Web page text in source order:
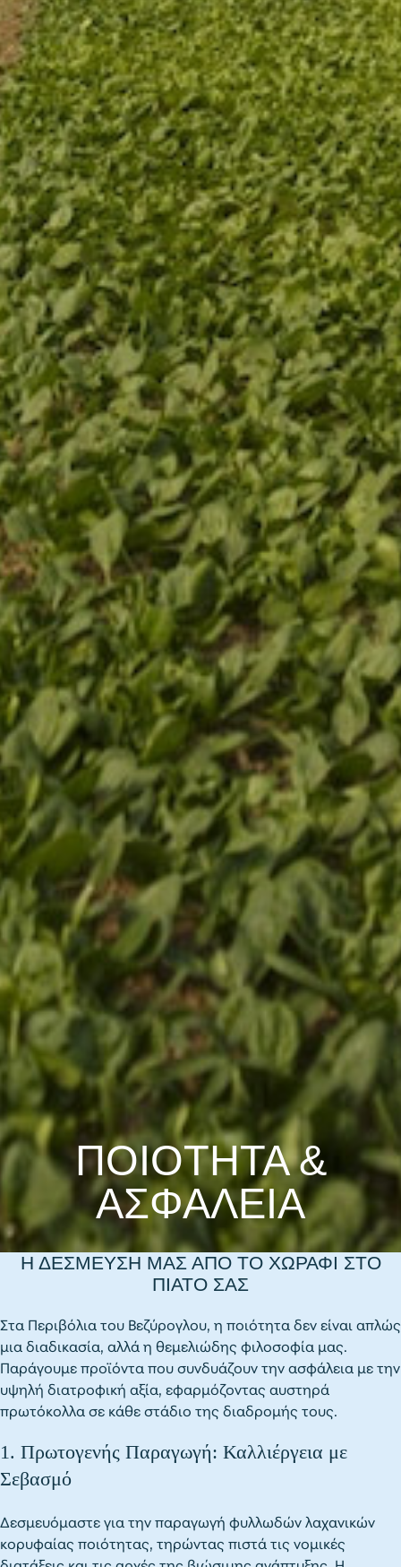
ΠΟΙΟΤΗΤΑ &
ΑΣΦΑΛΕΙΑ
Η ΔΕΣΜΕΥΣΗ ΜΑΣ ΑΠΟ ΤΟ ΧΩΡΑΦΙ ΣΤΟ
ΠΙΑΤΟ ΣΑΣ
Στα Περιβόλια του Βεζύρογλου, η ποιότητα δεν είναι απλώς
μια διαδικασία, αλλά η θεμελιώδης φιλοσοφία μας.
Παράγουμε προϊόντα που συνδυάζουν την ασφάλεια με την
υψηλή διατροφική αξία, εφαρμόζοντας αυστηρά
πρωτόκολλα σε κάθε στάδιο της διαδρομής τους.
1. Πρωτογενής Παραγωγή: Καλλιέργεια με
Σεβασμό
Δεσμευόμαστε για την παραγωγή φυλλωδών λαχανικών
κορυφαίας ποιότητας, τηρώντας πιστά τις νομικές